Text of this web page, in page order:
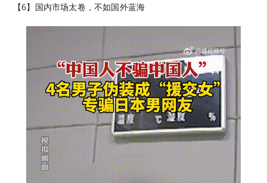
【6】​国内市场太卷，不如国外蓝海